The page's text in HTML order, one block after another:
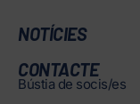
NOTÍCIES
CONTACTE
Bústia de socis/es